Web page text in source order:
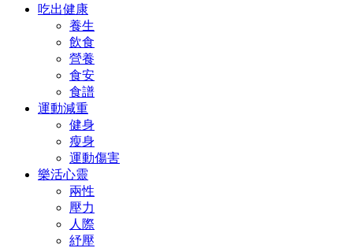
吃出健康
養生
飲食
營養
食安
食譜
運動減重
健身
瘦身
運動傷害
樂活心靈
兩性
壓力
人際
紓壓